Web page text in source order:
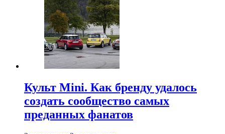
Культ Mini. Как бренду удалось
создать сообщество самых
преданных фанатов